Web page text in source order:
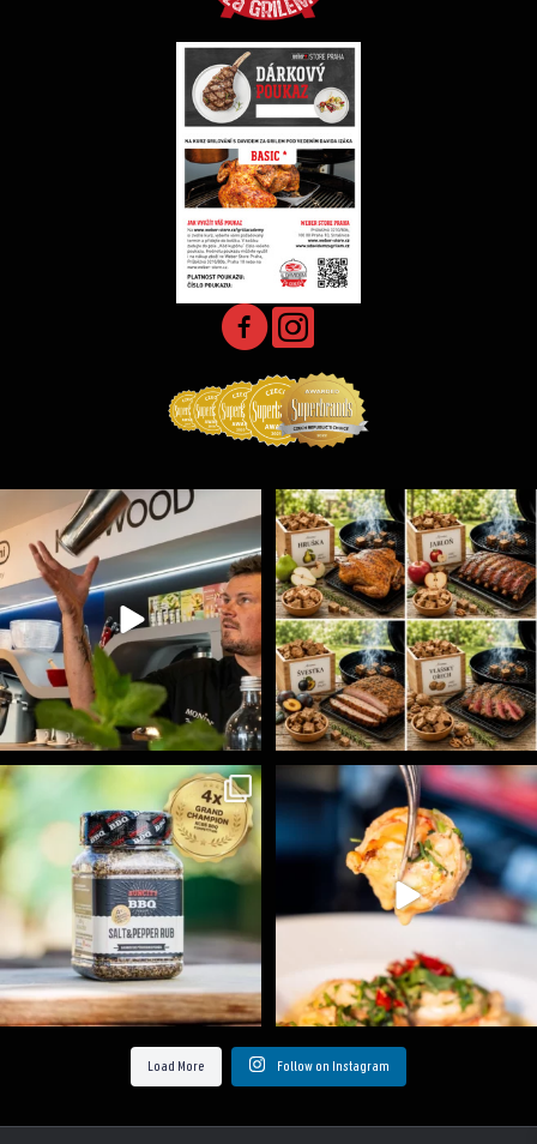
Jak může chutnat grilovačka s párováním koktejlů
0
Udící špalíky - BORN TO SMOKE - různé druhy k...
6 0
Koření Suncity – autentická BBQ chuť u vás doma!...
1 0
Spoustu podobných triků, které vám usnadní nejenom ...
9 0
Load More Follow on Instagram